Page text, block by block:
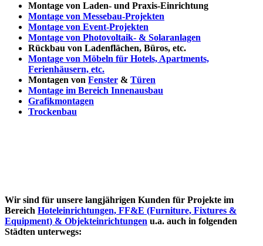
Montage von Laden- und Praxis-Einrichtung
Montage von Messebau-Projekten
Montage von Event-Projekten
Montage von Photovoltaik- & Solaranlagen
Rückbau von Ladenflächen, Büros, etc.
Montage von Möbeln für Hotels, Apartments,
Ferienhäusern, etc.
Montagen von Fenster & Türen
Montage im Bereich Innenausbau
Grafikmontagen
Trockenbau
Wir sind für unsere langjährigen Kunden für Projekte im
Bereich Hoteleinrichtungen, FF&E (Furniture, Fixtures &
Equipment) & Objekteinrichtungen u.a. auch in folgenden
Städten unterwegs: